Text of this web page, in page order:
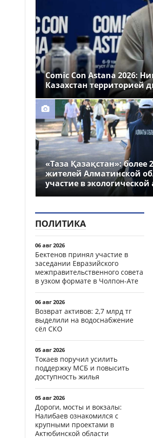
14:00
Более 1 млн тг: кому в
Казахстане предлагали
самые высокие зарплаты
12:55
Стало известно, на
какие специальности
выделили больше всего
грантов в Казахстане
Comic Con Astana 2026:
Казахстан территорией
«Таза Қазақстан»: более
жителей Алматинской
участие в
ПОЛИТИКА
06 авг 2026
Бектенов принял участие в
заседании Евразийского
межправительственного совета
в узком формате в Чолпон-Ате
06 авг 2026
Возврат активов: 2,7 млрд тг
выделили на водоснабжение
сёл СКО
05 авг 2026
Токаев поручил усилить
поддержку МСБ и повысить
доступность жилья
05 авг 2026
Дороги, мосты и вокзалы:
Налибаев ознакомился с
крупными проектами в
Актюбинской области